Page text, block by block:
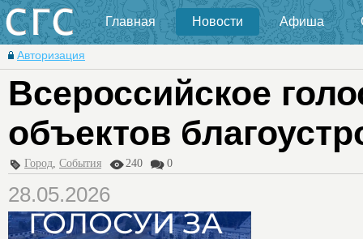
Главная Новости Афиша
Авторизация
Всероссийское
объектов
Город, События 240 0
28.05.2026